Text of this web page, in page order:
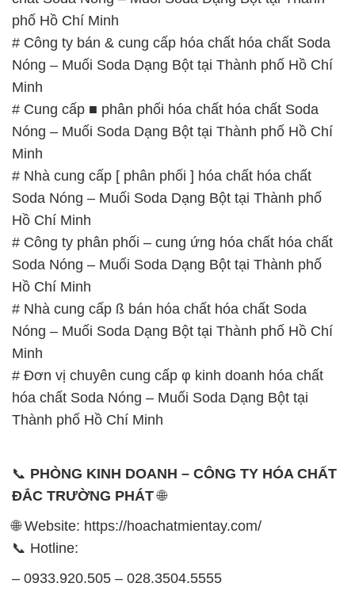
phố Hồ Chí Minh
# Công ty bán & cung cấp hóa chất hóa chất Soda
Nóng – Muối Soda Dạng Bột tại Thành phố Hồ Chí
Minh
# Cung cấp ■ phân phối hóa chất hóa chất Soda
Nóng – Muối Soda Dạng Bột tại Thành phố Hồ Chí
Minh
# Nhà cung cấp [ phân phối ] hóa chất hóa chất
Soda Nóng – Muối Soda Dạng Bột tại Thành phố
Hồ Chí Minh
# Công ty phân phối – cung ứng hóa chất hóa chất
Soda Nóng – Muối Soda Dạng Bột tại Thành phố
Hồ Chí Minh
# Nhà cung cấp ß bán hóa chất hóa chất Soda
Nóng – Muối Soda Dạng Bột tại Thành phố Hồ Chí
Minh
# Đơn vị chuyên cung cấp φ kinh doanh hóa chất
hóa chất Soda Nóng – Muối Soda Dạng Bột tại
Thành phố Hồ Chí Minh
📞 PHÒNG KINH DOANH – CÔNG TY HÓA CHẤT
ĐẮC TRƯỜNG PHÁT🌐
🌐 Website: https://hoachatmientay.com/
📞 Hotline:
– 0933.920.505 – 028.3504.5555